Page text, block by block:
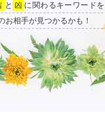
と 凶 に関わるキーワードを
お相手が見つかるかも！